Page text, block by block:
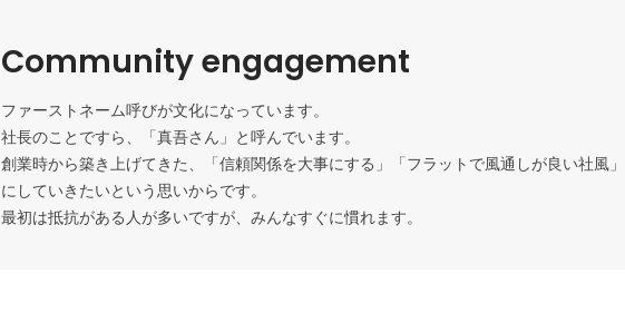
Community engagement
ファーストネーム呼びが文化になっています。
社長のことですら、「真吾さん」と呼んでいます。
創業時から築き上げてきた、「信頼関係を大事にする」「フラットで風通しが良い社風
にしていきたいという思いからです。
最初は抵抗がある人が多いですが、みんなすぐに慣れます。